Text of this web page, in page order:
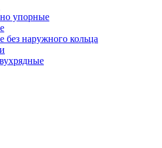
упорные
наружного кольца